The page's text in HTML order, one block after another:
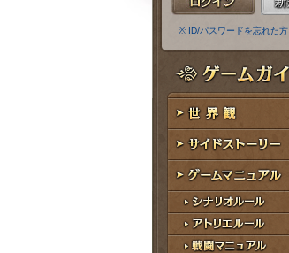
ル
ア
ド
レ
ス
ス
ー
ド
※ ID/パスワードを忘れた方
ゲームガイド
世界観
サイドストーリー
ゲームマニュアル
シナリオルール
アトリエルール